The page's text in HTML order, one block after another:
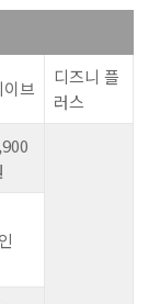
이브
디즈니 플
러스